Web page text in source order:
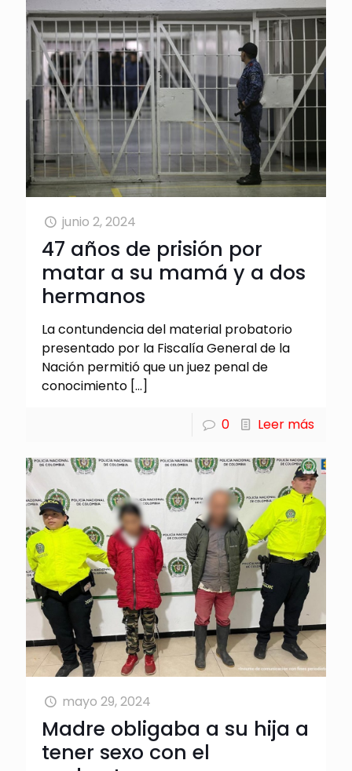
junio 2, 2024
47 años de prisión por
matar a su mamá y a dos
hermanos
La contundencia del material probatorio
presentado por la Fiscalía General de la
Nación permitió que un juez penal de
conocimiento […]
0 Leer más
mayo 29, 2024
Madre obligaba a su hija a
tener sexo con el